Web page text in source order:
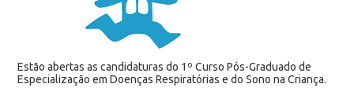
Estão abertas as candidaturas do 1º Curso Pós-Graduado de
Especialização em Doenças Respiratórias e do Sono na Criança.